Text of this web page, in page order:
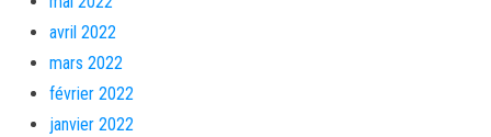
avril 2022
mars 2022
février 2022
janvier 2022